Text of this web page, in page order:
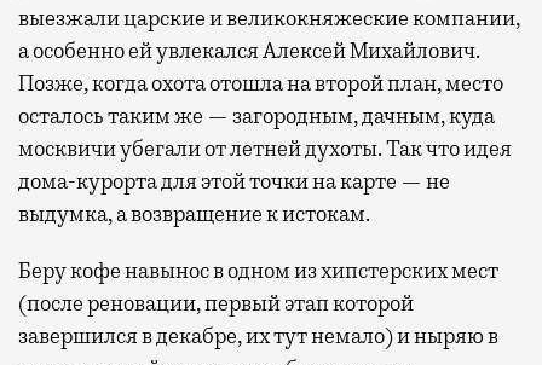
выезжали царские и великокняжеские компании,
а особенно ей увлекался Алексей Михайлович.
Позже, когда охота отошла на второй план, место
осталось таким же — загородным, дачным, куда
москвичи убегали от летней духоты. Так что идея
дома-курорта для этой точки на карте — не
выдумка, а возвращение к истокам.
Беру кофе навынос в одном из хипстерских мест
(после реновации, первый этап которой
завершился в декабре, их тут немало) и ныряю в